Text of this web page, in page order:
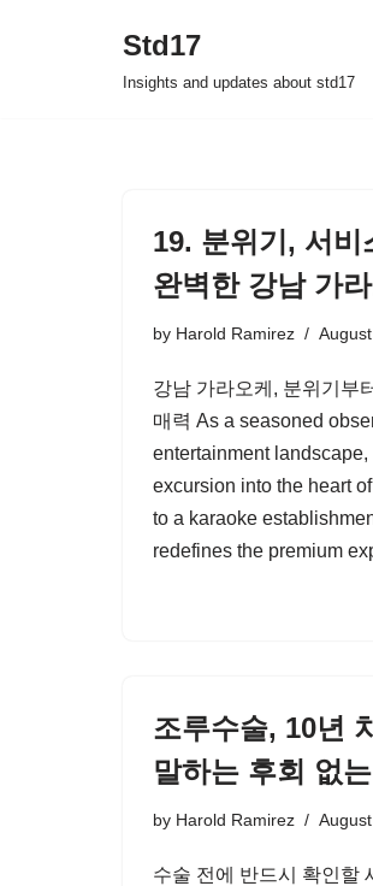
Std17
Insights and updates about std17
19. 분위기, 서비
완벽한 강남 가라
by Harold Ramirez
강남 가라오케, 분위기부
매력 As a seasoned
entertainment landscape,
excursion into the heart
to a karaoke
redefines the premium
조루수술, 10년
말하는 후회 없
by Harold Ramirez
수술 전에 반드시 확인할